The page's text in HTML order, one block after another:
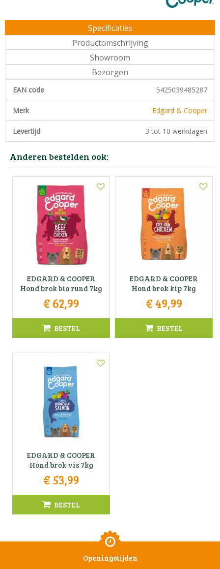
Specificaties
Productomschrijving
Showroom
Bezorgen
EAN code 5425039485287
Merk Edgard & Cooper
Levertijd 3 tot 10 werkdagen
Anderen bestelden ook:
EDGARD & COOPER
Hond brok bio rund 7kg
€ 62,99
BESTEL
EDGARD & COOPER
Hond brok kip 7kg
€ 49,99
BESTEL
EDGARD & COOPER
Hond brok vis 7kg
€ 53,99
BESTEL
Openingstijden